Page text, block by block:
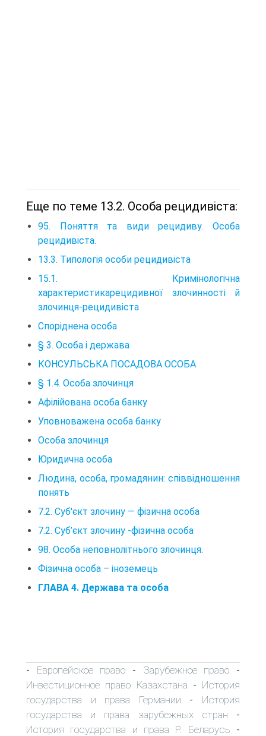
Еще по теме 13.2. Особа рецидивіста:
95. Поняття та види рецидиву. Особа
рецидивіста.
13.3. Типологія особи рецидивіста
15.1. Кримінологічна
характеристикарецидивної злочинності й
злочинця-рецидивіста
Споріднена особа
§ 3. Особа і держава
КОНСУЛЬСЬКА ПОСАДОВА ОСОБА
§ 1.4. Особа злочинця
Афілійована особа банку
Уповноважена особа банку
Особа злочинця
Юридична особа
Людина, особа, громадянин: співвідношення
понять
7.2. Суб'єкт злочину — фізична особа
7.2. Суб’єкт злочину -фізична особа
98. Особа неповнолітнього злочинця.
Фізична особа – іноземець
ГЛАВА 4. Держава та особа
- Европейское право - Зарубежное право -
Инвестиционное право Казахстана - История
государства и права Германии - История
государства и права зарубежных стран -
История государства и права Р. Беларусь -